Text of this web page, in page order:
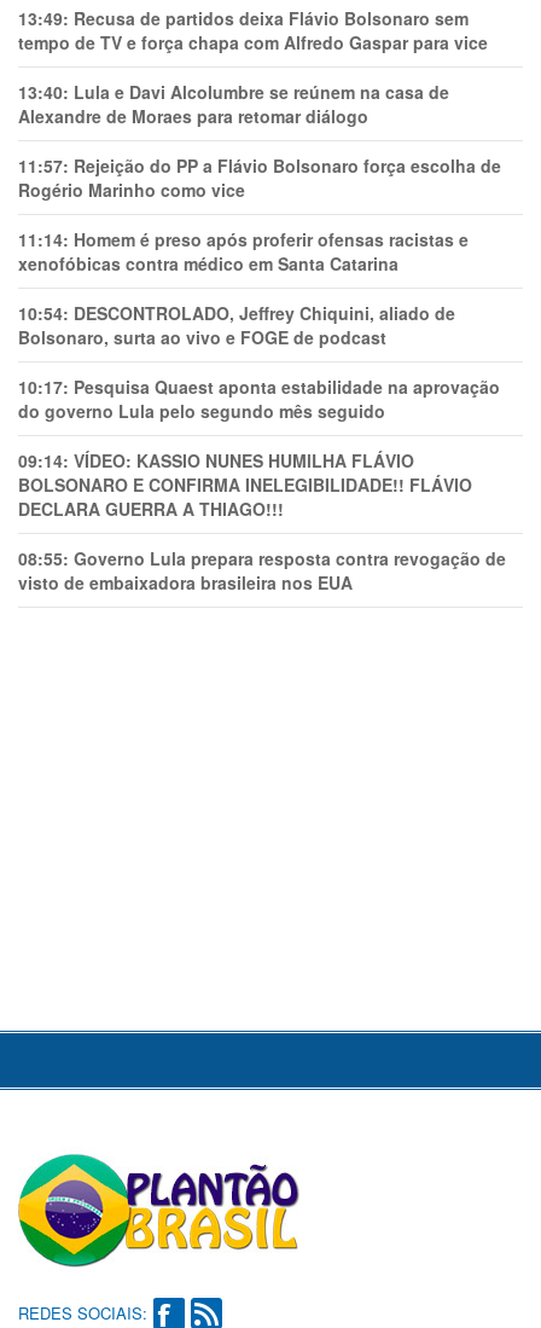
13:49: Recusa de partidos deixa Flávio Bolsonaro sem
tempo de TV e força chapa com Alfredo Gaspar para vice
13:40: Lula e Davi Alcolumbre se reúnem na casa de
Alexandre de Moraes para retomar diálogo
11:57: Rejeição do PP a Flávio Bolsonaro força escolha de
Rogério Marinho como vice
11:14: Homem é preso após proferir ofensas racistas e
xenofóbicas contra médico em Santa Catarina
10:54: DESCONTROLADO, Jeffrey Chiquini, aliado de
Bolsonaro, surta ao vivo e FOGE de podcast
10:17: Pesquisa Quaest aponta estabilidade na aprovação
do governo Lula pelo segundo mês seguido
09:14: VÍDEO: KASSIO NUNES HUMlLHA FLÁVIO
BOLSONARO E CONFIRMA INELEGIBILIDADE!! FLÁVIO
DECLARA GUERRA A THIAGO!!!
08:55: Governo Lula prepara resposta contra revogação de
visto de embaixadora brasileira nos EUA
REDES SOCIAIS: